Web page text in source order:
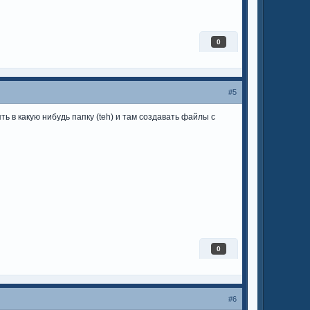
0
#5
в какую нибудь папку (teh) и там создавать файлы с
0
#6